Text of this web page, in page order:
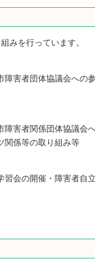
みを行っています。
障害者団体協議会への
障害者関係団体協議会
関係等の取り組み等
習会の開催・障害者自